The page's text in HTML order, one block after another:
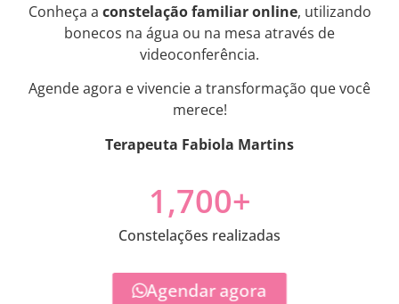
Conheça a constelação familiar online, utilizando
bonecos na água ou na mesa através de
videoconferência.
Agende agora e vivencie a transformação que você
merece!
Terapeuta Fabiola Martins
Constelações realizadas
1,700+
Agendar agora